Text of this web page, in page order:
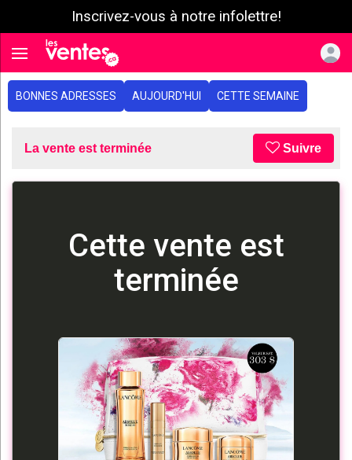
Inscrivez-vous à notre infolettre!
Toggle navigation
BONNES ADRESSES AUJOURD'HUI CETTE SEMAINE
La vente est terminée Suivre
Cette vente est
terminée